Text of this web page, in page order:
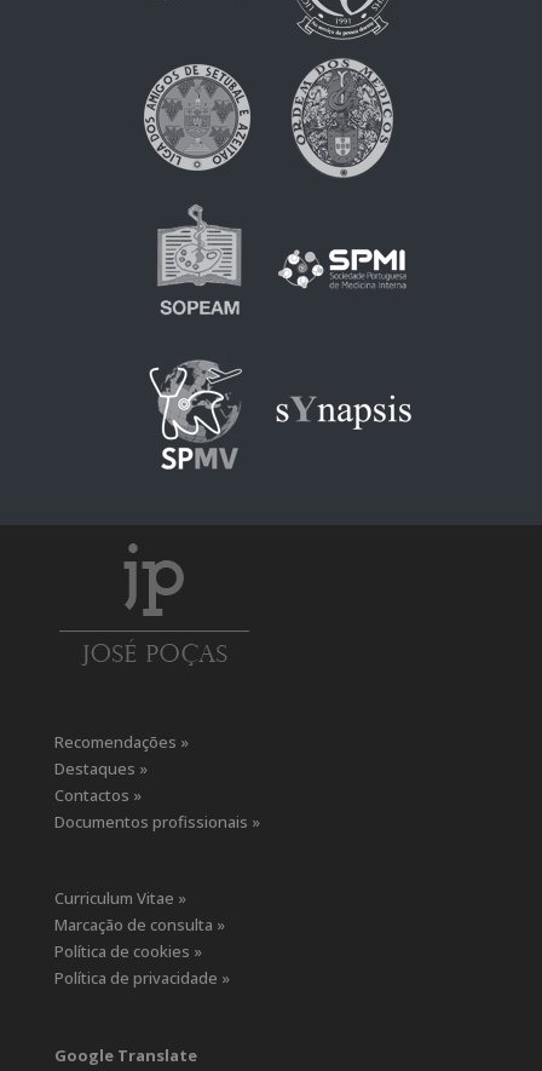
Recomendações »
Destaques »
Contactos »
Documentos profissionais »
Curriculum Vitae »
Marcação de consulta »
Política de cookies »
Política de privacidade »
Google Translate